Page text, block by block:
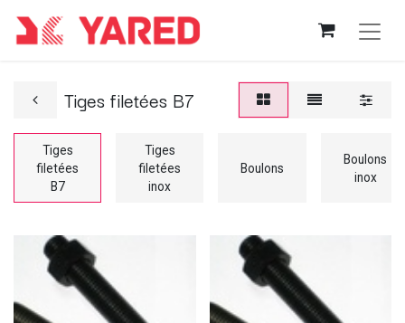
Tiges filetées B7
Tiges
filetées
B7
Tiges
filetées
inox
Boulons
Boulons
inox